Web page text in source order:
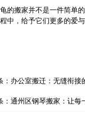
的搬家并不是一件简单
中，给予它们更多的爱
：办公室搬迁：无缝衔接
：通州区钢琴搬家：让每